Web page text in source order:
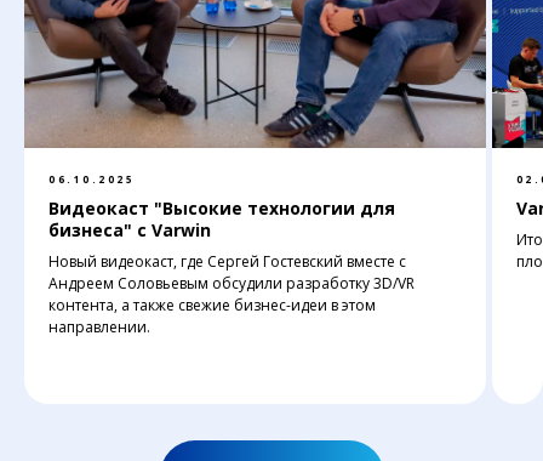
06.10.2025
Видеокаст "Высокие технологии для
бизнеса" с Varwin
Новый видеокаст, где Сергей Гостевский вместе с
Андреем Соловьевым обсудили разработку 3D/VR
контента, а также свежие бизнес-идеи в этом
направлении.